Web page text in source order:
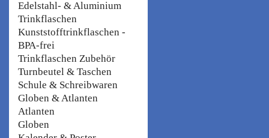
Edelstahl- & Aluminium
Trinkflaschen
Kunststofftrinkflaschen -
BPA-frei
Trinkflaschen Zubehör
Turnbeutel & Taschen
Schule & Schreibwaren
Globen & Atlanten
Atlanten
Globen